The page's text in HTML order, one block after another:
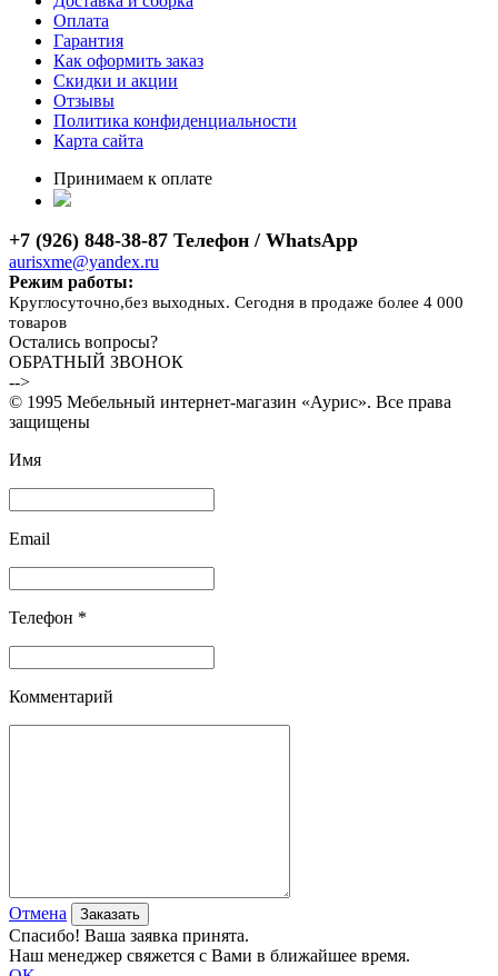
Оплата
Гарантия
Как оформить заказ
Скидки и акции
Отзывы
Политика конфиденциальности
Карта сайта
Принимаем к оплате
+7 (926) 848-38-87 Телефон / WhatsApp
aurisxme@yandex.ru
Режим работы:
Круглосуточно,без выходных. Сегодня в продаже более 4 000
товаров
Остались вопросы?
ОБРАТНЫЙ ЗВОНОК
-->
© 1995 Мебельный интернет-магазин «Аурис». Все права
защищены
Имя
Email
Телефон *
Комментарий
Отмена
Спасибо! Ваша заявка принята.
Наш менеджер свяжется с Вами в ближайшее время.